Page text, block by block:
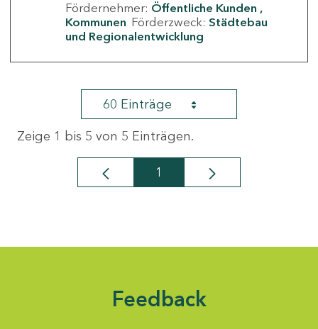
Fördernehmer: Öffentliche Kunden
Kommunen Förderzweck: Städtebau
und Regionalentwicklung
60 Einträge
Zeige 1 bis 5 von 5 Einträgen.
Seite
1
Feedback